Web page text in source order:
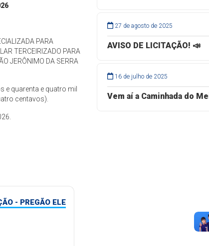
PARA
TERCEIRIZADO PARA
JERÔNIMO DA SERRA
e quarenta e quatro mil
centavos).
- PREGÃO ELE
27 de agosto de 2025
AVISO DE LICITAÇÃO! 📣
16 de julho de 2025
Vem aí a Caminhada do